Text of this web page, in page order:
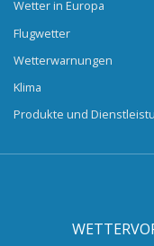
Wetter in Europa
Flugwetter
Wetterwarnungen
Klima
Produkte und